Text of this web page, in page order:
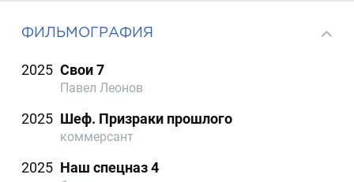
ФИЛЬМОГРАФИЯ
2025 Свои 7
Павел Леонов
2025 Шеф. Призраки прошлого
коммерсант
2025 Наш спецназ 4